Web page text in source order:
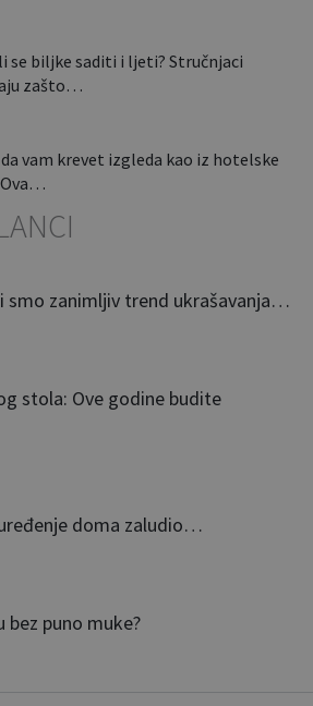
se biljke saditi i ljeti? Stručnjaci
zašto…
vam krevet izgleda kao iz hotelske
smo zanimljiv trend ukrašavanja…
stola: Ove godine budite
doma zaludio…
bez puno muke?